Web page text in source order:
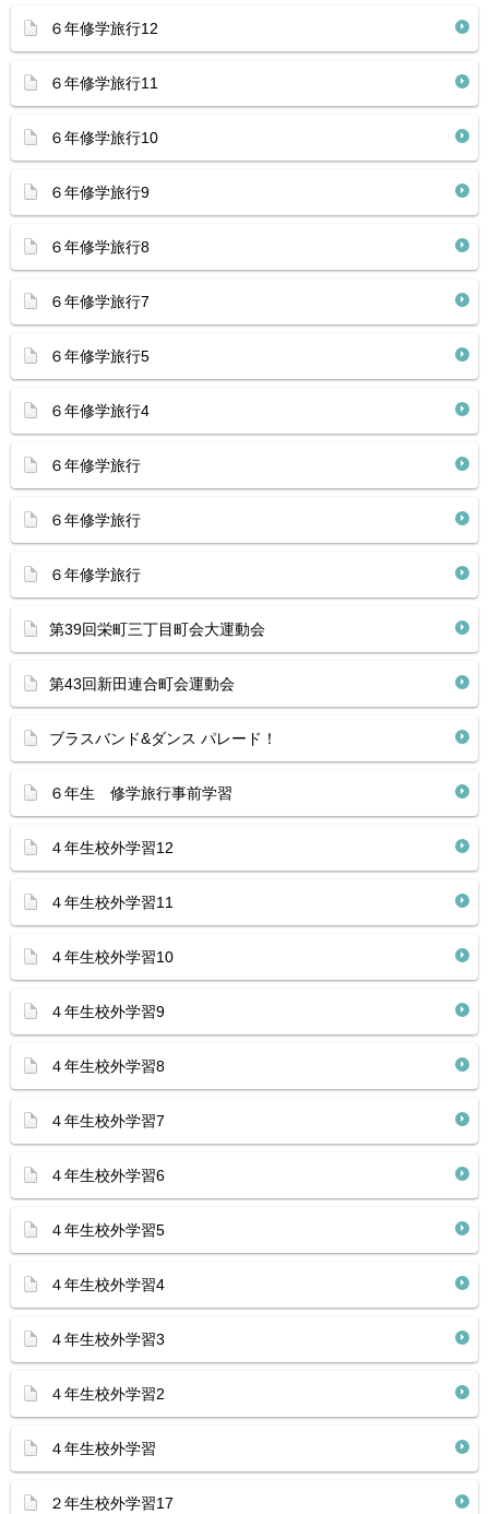
６年修学旅行12
６年修学旅行11
６年修学旅行10
６年修学旅行9
６年修学旅行8
６年修学旅行7
６年修学旅行5
６年修学旅行4
６年修学旅行
６年修学旅行
６年修学旅行
第39回栄町三丁目町会大運動会
第43回新田連合町会運動会
ブラスバンド&ダンス パレード！
６年生 修学旅行事前学習
４年生校外学習12
４年生校外学習11
４年生校外学習10
４年生校外学習9
４年生校外学習8
４年生校外学習7
４年生校外学習6
４年生校外学習5
４年生校外学習4
４年生校外学習3
４年生校外学習2
４年生校外学習
２年生校外学習17